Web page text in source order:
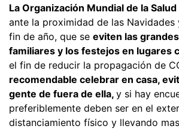
La Organización Mundial de la Salud
ante la proximidad de las
fin de año, que se eviten las
familiares y los festejos en lugares
el fin de reducir la propagación de
recomendable celebrar en casa,
gente de fuera de ella, y si hay
preferiblemente deben ser en el
distanciamiento físico y llevando